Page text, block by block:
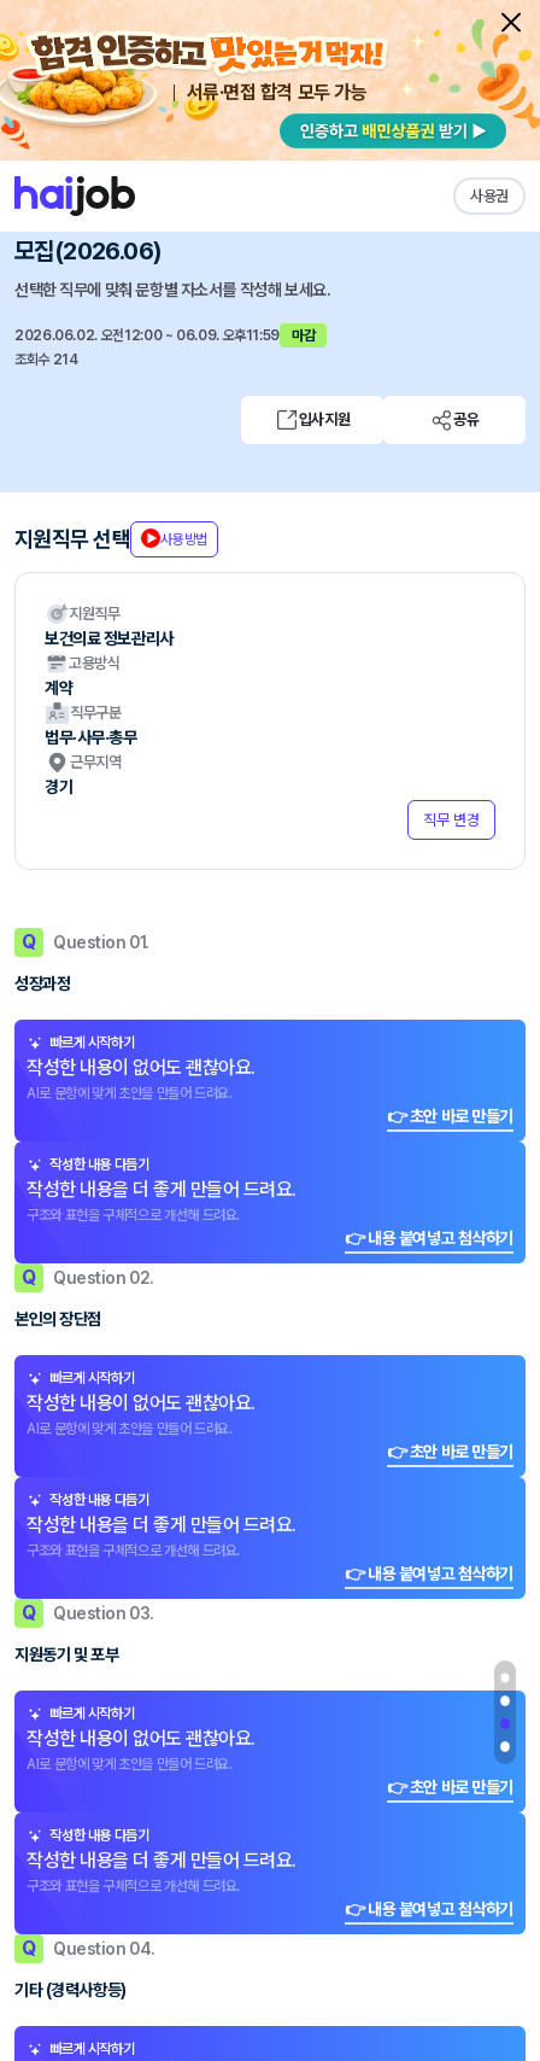
서류·면접 합격 모두 가능
사용권
채용공고 자소서 자유항목 자소서 내 작성목록
중앙대학교 광명병원
(광명병원) 의무기록팀 보건의료정보관리사 (휴직대체)
모집(2026.06)
선택한 직무에 맞춰 문항별 자소서를 작성해 보세요.
2026.06.02. 오전12:00 ~ 06.09. 오후11:59
마감
조회수 214
입사지원 공유
지원직무 선택 사용방법
지원직무
보건의료 정보관리사
고용방식
계약
직무구분
법무·사무·총무
근무지역
경기
직무 변경
Q Question 01.
성장과정
빠르게 시작하기
작성한 내용이 없어도 괜찮아요.
AI로 문항에 맞게 초안을 만들어 드려요.
👉 초안 바로 만들기
작성한 내용 다듬기
작성한 내용을 더 좋게 만들어 드려요.
구조와 표현을 구체적으로 개선해 드려요.
👉 내용 붙여넣고 첨삭하기
Q Question 02.
본인의 장단점
빠르게 시작하기
작성한 내용이 없어도 괜찮아요.
AI로 문항에 맞게 초안을 만들어 드려요.
👉 초안 바로 만들기
작성한 내용 다듬기
작성한 내용을 더 좋게 만들어 드려요.
구조와 표현을 구체적으로 개선해 드려요.
👉 내용 붙여넣고 첨삭하기
Q Question 03.
지원동기 및 포부
빠르게 시작하기
작성한 내용이 없어도 괜찮아요.
AI로 문항에 맞게 초안을 만들어 드려요.
👉 초안 바로 만들기
작성한 내용 다듬기
작성한 내용을 더 좋게 만들어 드려요.
구조와 표현을 구체적으로 개선해 드려요.
👉 내용 붙여넣고 첨삭하기
Q Question 04.
기타 (경력사항등)
빠르게 시작하기